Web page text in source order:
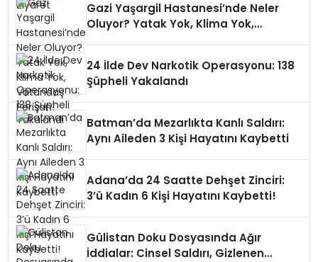
Gazi Yaşargil Hastanesi’nde Neler
Oluyor? Yatak Yok, Klima Yok,
24 İlde Dev Narkotik Operasyonu: 138
Şüpheli Yakalandı
Batman’da Mezarlıkta Kanlı Saldırı:
Aynı Aileden 3 Kişi Hayatını Kaybetti
Adana’da 24 Saatte Dehşet Zinciri:
3’ü Kadın 6 Kişi Hayatını Kaybetti!
Gülistan Doku Dosyasında Ağır
İddialar: Cinsel Saldırı, Gizlenen